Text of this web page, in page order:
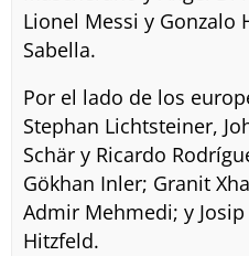
Lionel Messi y Gonzalo
Sabella.
Por el lado de los
Stephan Lichtsteiner,
Schär y Ricardo
Gökhan Inler; Granit
Admir Mehmedi; y
Hitzfeld.